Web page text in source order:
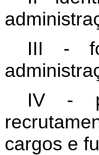
III -
IV -
cargos e